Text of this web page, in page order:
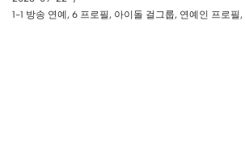
1-1 방송 연예, 6 프로필, 아이돌 걸그룹, 연예인 프로필,